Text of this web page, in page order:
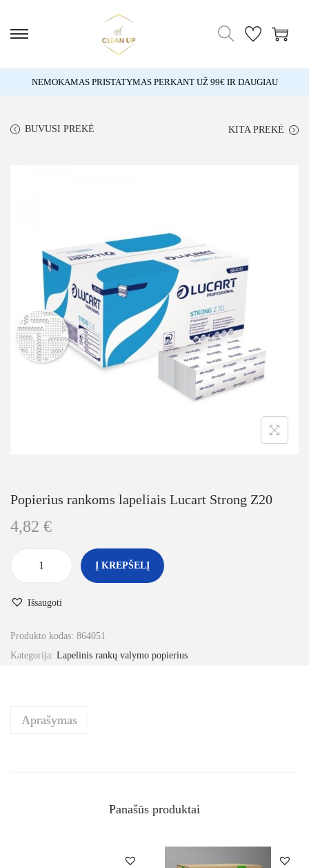
NEMOKAMAS PRISTATYMAS PERKANT UŽ 99€ IR DAUGIAU
BUVUSI PREKĖ KITA PREKĖ
Popierius rankoms lapeliais Lucart Strong Z20
4,82 €
Į KREPŠELĮ
Išsaugoti
Produkto kodas: 864051
Kategorija: Lapelinis rankų valymo popierius
Aprašymas
Panašūs produktai